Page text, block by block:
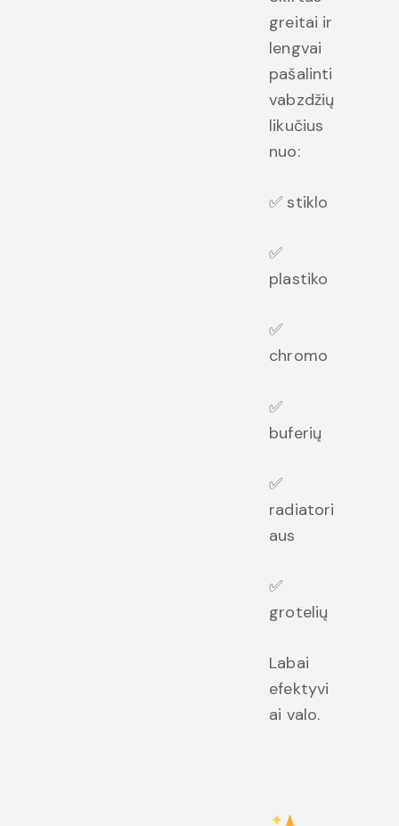
greitai ir
lengvai
pašalinti
vabzdžių
likučius
nuo:
✅ stiklo
✅
plastiko
✅
chromo
✅
buferių
✅
radiatori
aus
✅
grotelių
Labai
efektyvi
ai valo.